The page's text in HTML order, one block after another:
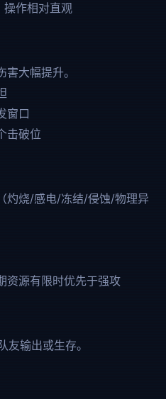
操作相对直观
大幅提升。
窗口
击破位
灼烧/感电/冻结/侵蚀/物理异
资源有限时优先于强攻
输出或生存。